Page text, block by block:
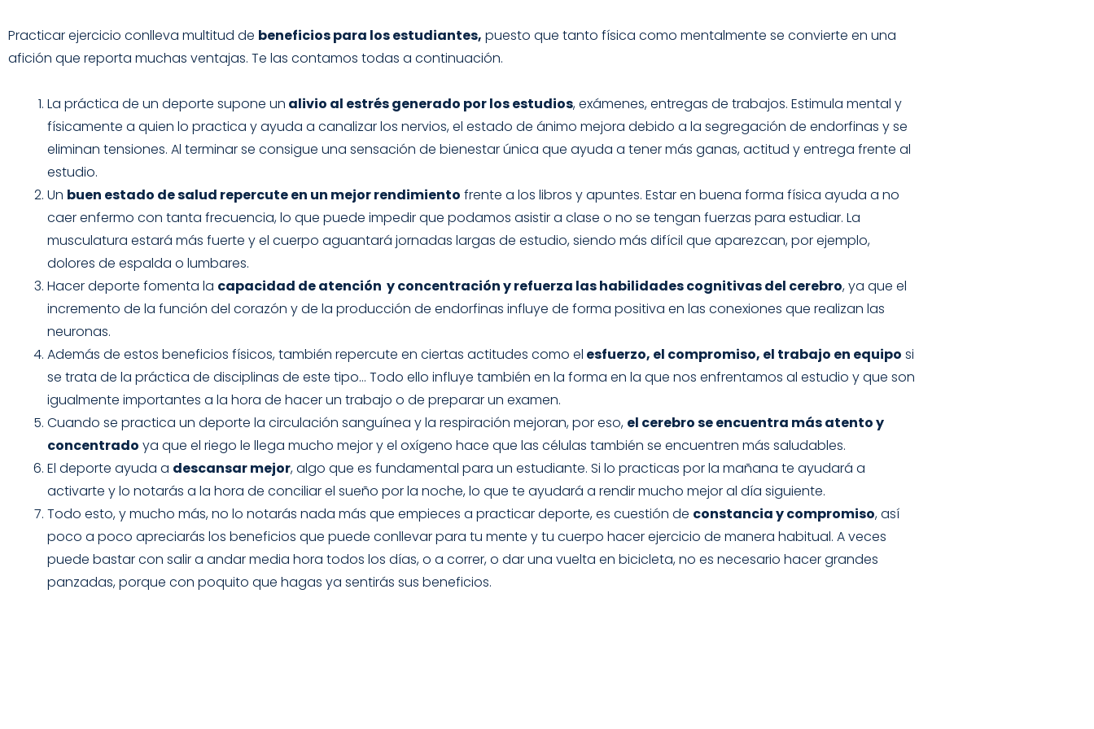
o
o
g
m
k
Practicar ejercicio conlleva multitud de beneficios para los estudiantes, puesto que tanto física como mentalmente se convierte en una
afición que reporta muchas ventajas. Te las contamos todas a continuación.
La práctica de un deporte supone un alivio al estrés generado por los estudios, exámenes, entregas de trabajos. Estimula mental y
físicamente a quien lo practica y ayuda a canalizar los nervios, el estado de ánimo mejora debido a la segregación de endorfinas y se
eliminan tensiones. Al terminar se consigue una sensación de bienestar única que ayuda a tener más ganas, actitud y entrega frente al
estudio.
Un buen estado de salud repercute en un mejor rendimiento frente a los libros y apuntes. Estar en buena forma física ayuda a no
caer enfermo con tanta frecuencia, lo que puede impedir que podamos asistir a clase o no se tengan fuerzas para estudiar. La
musculatura estará más fuerte y el cuerpo aguantará jornadas largas de estudio, siendo más difícil que aparezcan, por ejemplo,
dolores de espalda o lumbares.
Hacer deporte fomenta la capacidad de atención y concentración y refuerza las habilidades cognitivas del cerebro, ya que el
incremento de la función del corazón y de la producción de endorfinas influye de forma positiva en las conexiones que realizan las
neuronas.
Además de estos beneficios físicos, también repercute en ciertas actitudes como el esfuerzo, el compromiso, el trabajo en equipo si
se trata de la práctica de disciplinas de este tipo… Todo ello influye también en la forma en la que nos enfrentamos al estudio y que son
igualmente importantes a la hora de hacer un trabajo o de preparar un examen.
Cuando se practica un deporte la circulación sanguínea y la respiración mejoran, por eso, el cerebro se encuentra más atento y
concentrado ya que el riego le llega mucho mejor y el oxígeno hace que las células también se encuentren más saludables.
El deporte ayuda a descansar mejor, algo que es fundamental para un estudiante. Si lo practicas por la mañana te ayudará a
activarte y lo notarás a la hora de conciliar el sueño por la noche, lo que te ayudará a rendir mucho mejor al día siguiente.
Todo esto, y mucho más, no lo notarás nada más que empieces a practicar deporte, es cuestión de constancia y compromiso, así
poco a poco apreciarás los beneficios que puede conllevar para tu mente y tu cuerpo hacer ejercicio de manera habitual. A veces
puede bastar con salir a andar media hora todos los días, o a correr, o dar una vuelta en bicicleta, no es necesario hacer grandes
panzadas, porque con poquito que hagas ya sentirás sus beneficios.